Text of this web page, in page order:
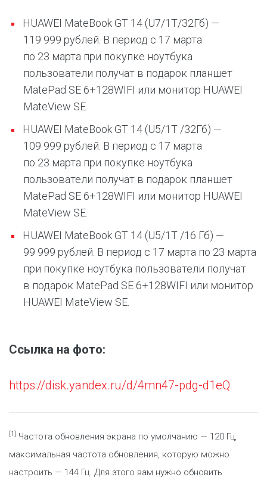
HUAWEI MateBook GT 14 (U7/1Т/32Гб) —
119 999 рублей. В период с 17 марта
по 23 марта при покупке ноутбука
пользователи получат в подарок планшет
MatePad SE 6+128WIFI или монитор HUAWEI
MateView SE.
HUAWEI MateBook GT 14 (U5/1Т /32Гб) —
109 999 рублей. В период с 17 марта
по 23 марта при покупке ноутбука
пользователи получат в подарок планшет
MatePad SE 6+128WIFI или монитор HUAWEI
MateView SE.
HUAWEI MateBook GT 14 (U5/1Т /16 Гб) —
99 999 рублей. В период с 17 марта по 23 марта
при покупке ноутбука пользователи получат
в подарок MatePad SE 6+128WIFI или монитор
HUAWEI MateView SE.
Ссылка на фото:
https://disk.yandex.ru/d/4mn47-pdg-d1eQ
[1] Частота обновления экрана по умолчанию — 120 Гц,
максимальная частота обновления, которую можно
настроить — 144 Гц. Для этого вам нужно обновить